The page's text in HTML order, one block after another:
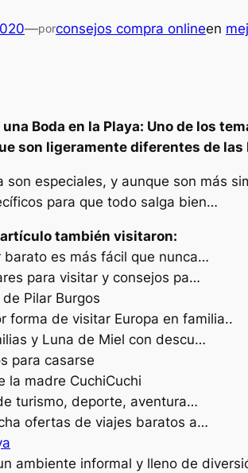
—porconsejos compra onlineen
Boda en la Playa: Uno de los
son ligeramente diferentes de
son especiales, y aunque son más
para que todo salga bien…
también visitaron:
es más fácil que nunca…
para visitar y consejos pa…
Pilar Burgos
forma de visitar Europa en familia..
y Luna de Miel con descu…
para casarse
la madre CuchiCuchi
turismo, deporte, aventura…
ofertas de viajes baratos a…
ambiente informal y lleno de